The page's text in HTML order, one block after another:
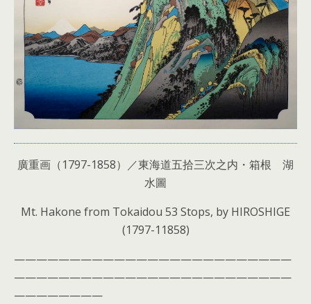
廣重画（1797-1858）／東海道五拾三次之内・箱根 湖
水圖
Mt. Hakone from Tokaidou 53 Stops, by HIROSHIGE
(1797-11858)
—————————————————————————
—————————————————————————
————————